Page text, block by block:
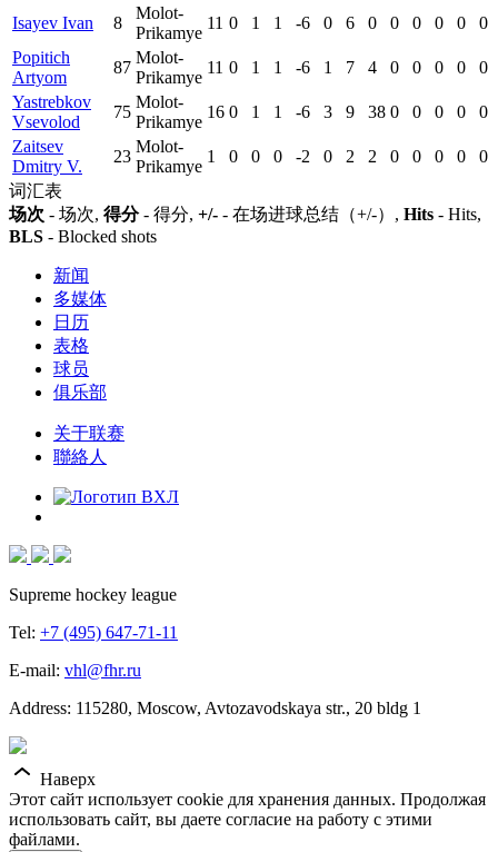
Isayev Ivan 8
Molot-
Prikamye
11 0 1 1 -6 0 6 0 0 0 0 0
0
Popitich
Artyom
87
Molot-
Prikamye
11 0 1 1 -6 1 7 4 0 0 0 0
0
Yastrebkov
Vsevolod
75
Molot-
Prikamye
16 0 1 1 -6 3 9 38 0 0 0 0
0
Zaitsev
Dmitry V.
23
Molot-
Prikamye
1 0 0 0 -2 0 2 2 0 0 0 0
0
词汇表
场次 - 场次, 得分- 得分, +/- - 在场进球总结（+/-）, Hits - Hits,
BLS - Blocked shots
新闻
多媒体
日历
表格
球员
俱乐部
关于联赛
聯絡人
Supreme hockey league
Tel: +7 (495) 647-71-11
E-mail: vhl@fhr.ru
Address: 115280, Moscow, Avtozavodskaya str., 20 bldg 1
Наверх
Этот сайт использует cookie для хранения данных. Продолжая
использовать сайт, вы даете согласие на работу с этими
файлами.